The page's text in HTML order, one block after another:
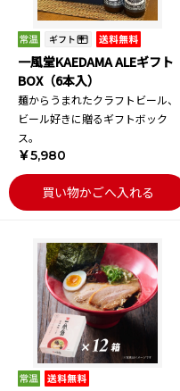
一風堂KAEDAMA ALEギフト
BOX（6本入）
麺からうまれたクラフトビール、
ビール好きに贈るギフトボック
ス。
￥5,980
買い物かごへ入れる